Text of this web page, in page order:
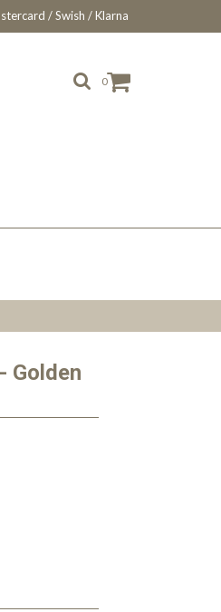
/ Swish / Klarna
0
Golden